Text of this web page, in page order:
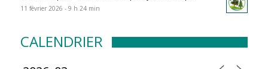
11 février 2026 - 9 h 24 min
CALENDRIER